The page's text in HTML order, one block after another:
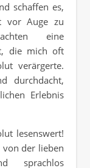
schaffen es,
vor Auge zu
eine
die mich oft
verärgerte.
durchdacht,
Erlebnis
lesenswert!
der lieben
sprachlos